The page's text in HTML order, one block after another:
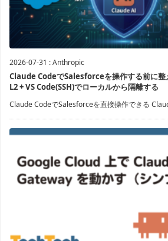
2026-07-31 :Anthropic
Claude CodeでSalesforceを操作する前に整
L2 + VS Code(SSH)でローカルから隔離する
Claude CodeでSalesforceを直接操作できる